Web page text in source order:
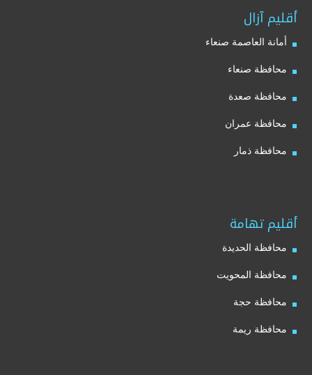
أقليم آزال
أمانة العاصمة صنعاء
محافظة صنعاء
محافظة صعدة
محافظة عمران
محافظة ذمار
أقليم تهامة
محافظة الحديدة
محافظة المحويت
محافظة حجة
محافظة ريمة